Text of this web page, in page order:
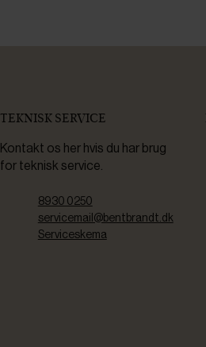
TEKNISK SERVICE
Kontakt os her hvis du har brug
for teknisk service.
8930 0250
servicemail@bentbrandt.dk
Serviceskema